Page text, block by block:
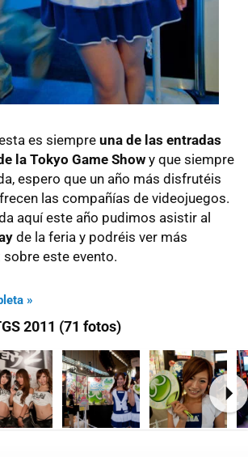
es siempre una de las entradas
la Tokyo Game Show y que siempre
espero que un año más disfrutéis
las compañías de videojuegos.
aquí este año pudimos asistir al
de la feria y podréis ver más
este evento.
»
2011 (71 fotos)